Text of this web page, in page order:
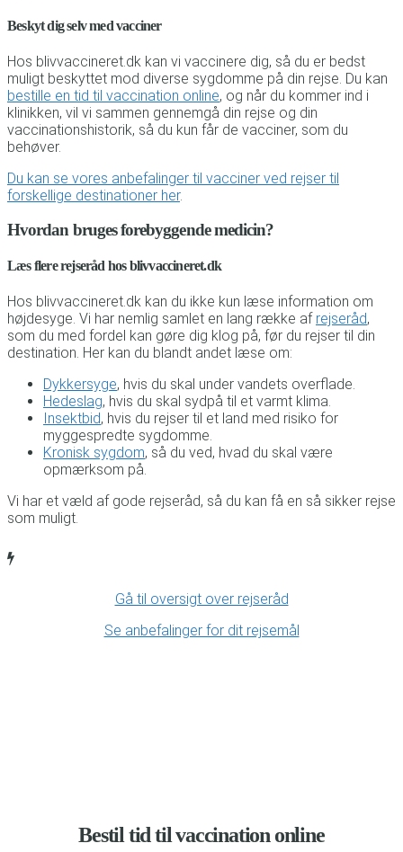
Beskyt dig selv med vacciner
Hos blivvaccineret.dk kan vi vaccinere dig, så du er bedst
muligt beskyttet mod diverse sygdomme på din rejse. Du kan
bestille en tid til vaccination online, og når du kommer ind i
klinikken, vil vi sammen gennemgå din rejse og din
vaccinationshistorik, så du kun får de vacciner, som du
behøver.
Du kan se vores anbefalinger til vacciner ved rejser til
forskellige destinationer her.
Hvordan bruges forebyggende medicin?
Læs flere rejseråd hos blivvaccineret.dk
Hos blivvaccineret.dk kan du ikke kun læse information om
højdesyge. Vi har nemlig samlet en lang række af rejseråd,
som du med fordel kan gøre dig klog på, før du rejser til din
destination. Her kan du blandt andet læse om:
Dykkersyge, hvis du skal under vandets overflade.
Hedeslag, hvis du skal sydpå til et varmt klima.
Insektbid, hvis du rejser til et land med risiko for
myggespredte sygdomme.
Kronisk sygdom, så du ved, hvad du skal være
opmærksom på.
Vi har et væld af gode rejseråd, så du kan få en så sikker rejse
som muligt.
Gå til oversigt over rejseråd
Se anbefalinger for dit rejsemål
Bestil tid til vaccination online